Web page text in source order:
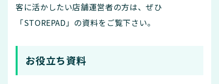
客に活かしたい店舗運営者の方は、ぜひ
「STOREPAD」の資料をご覧下さい。
お役立ち資料